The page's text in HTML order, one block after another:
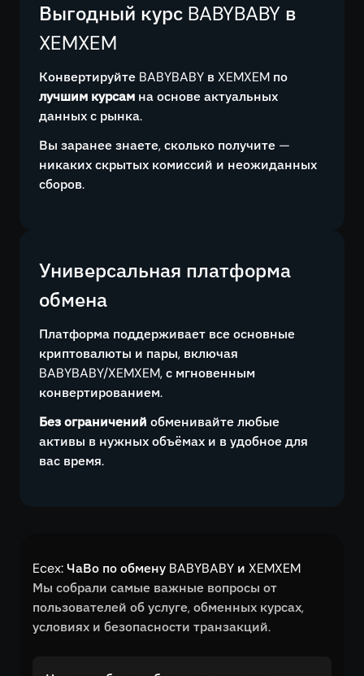
Выгодный курс BABYBABY в
XEMXEM
Конвертируйте BABYBABY в XEMXEM по
лучшим курсам на основе актуальных
данных с рынка.
Вы заранее знаете, сколько получите —
никаких скрытых комиссий и неожиданных
сборов.
Универсальная платформа
обмена
Платформа поддерживает все основные
криптовалюты и пары, включая
BABYBABY/XEMXEM, с мгновенным
конвертированием.
Без ограничений обменивайте любые
активы в нужных объёмах и в удобное для
вас время.
Ecex: ЧаВо по обмену BABYBABY и XEMXEM
Мы собрали самые важные вопросы от
пользователей об услуге, обменных курсах,
условиях и безопасности транзакций.